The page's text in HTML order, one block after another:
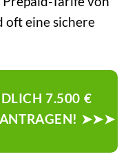
eine sichere
7.500 €
➤➤➤